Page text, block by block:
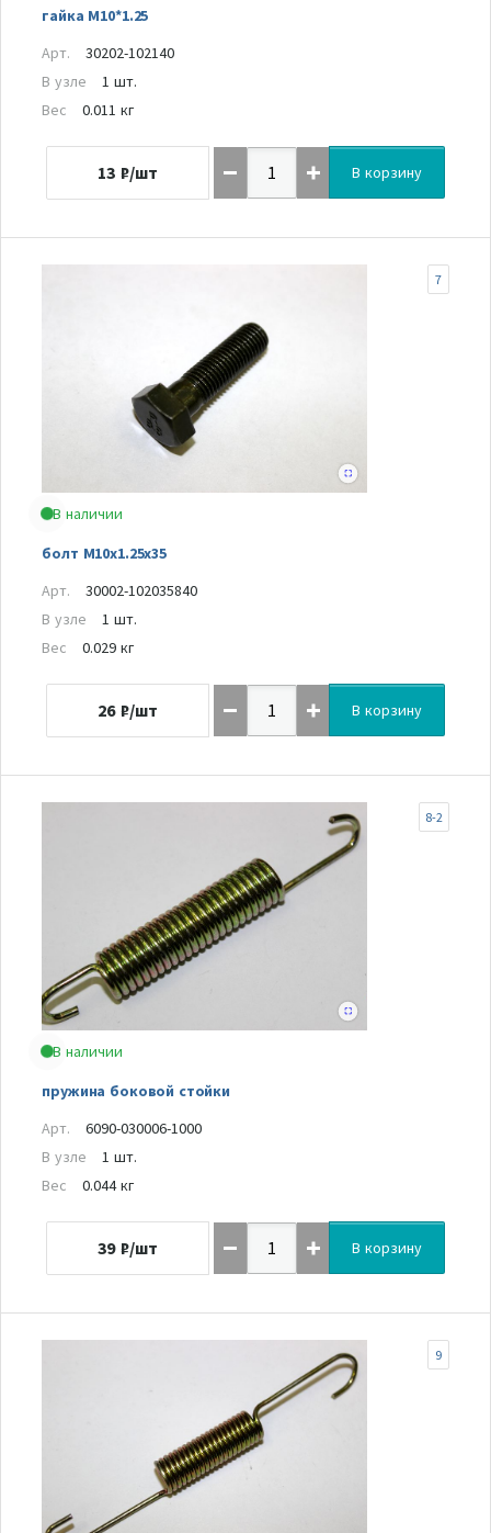
гайка M10*1.25
Арт.
30202-102140
В узле
1 шт.
Вес
0.011 кг
13 ₽/шт В корзину
В наличии
болт M10x1.25x35
7
Арт.
30002-102035840
В узле
1 шт.
Вес
0.029 кг
26 ₽/шт В корзину
В наличии
пружина боковой стойки
8-2
Арт.
6090-030006-1000
В узле
1 шт.
Вес
0.044 кг
39 ₽/шт В корзину
9